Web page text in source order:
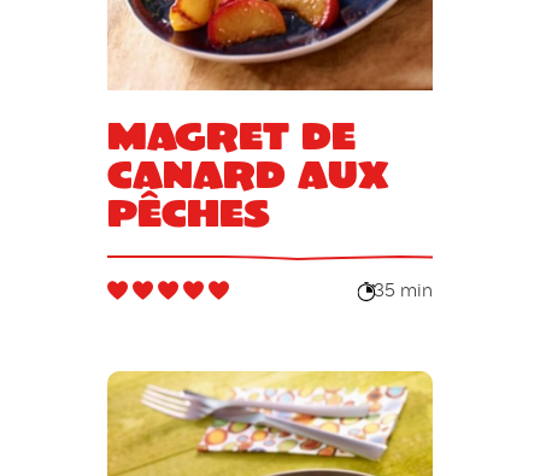
Magret de
canard aux
pêches
35 min